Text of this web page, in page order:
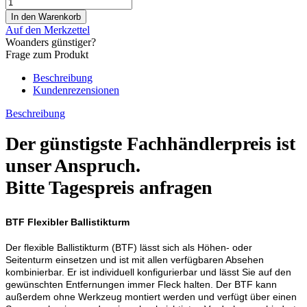
Auf den Merkzettel
Woanders günstiger?
Frage zum Produkt
Beschreibung
Kundenrezensionen
Beschreibung
Der günstigste Fachhändlerpreis ist
unser Anspruch.
Bitte Tagespreis anfragen
BTF Flexibler Ballistikturm
Der flexible Ballistikturm (BTF) lässt sich als Höhen- oder
Seitenturm einsetzen und ist mit allen verfügbaren Absehen
kombinierbar. Er ist individuell konfigurierbar und lässt Sie auf den
gewünschten Entfernungen immer Fleck halten. Der BTF kann
außerdem ohne Werkzeug montiert werden und verfügt über einen